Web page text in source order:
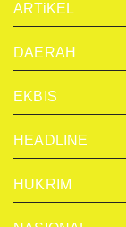
ARTiKEL
DAERAH
EKBIS
HEADLINE
HUKRIM